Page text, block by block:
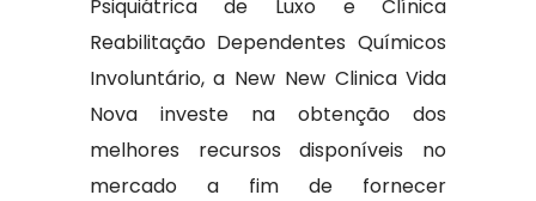
Psiquiátrica de Luxo e Clínica
Reabilitação Dependentes Químicos
Involuntário, a New New Clinica Vida
Nova investe na obtenção dos
melhores recursos disponíveis no
mercado a fim de fornecer